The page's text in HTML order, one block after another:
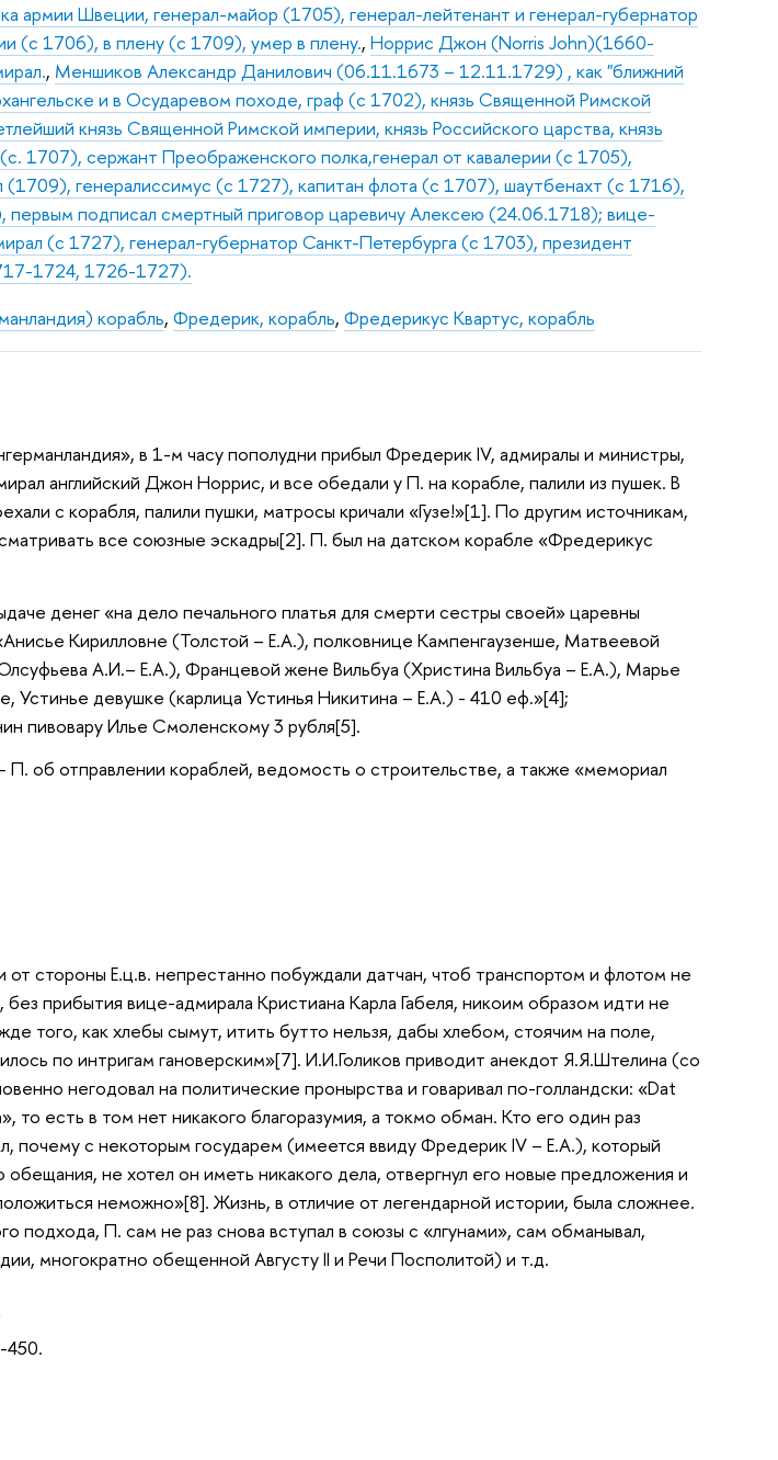
армии Швеции, генерал-майор (1705), генерал-лейтенант и генерал-губернатор
(с 1706), в плену (с 1709), умер в плену.,Норрис Джон (Norris John)(1660-
, Меншиков Александр Данилович (06.11.1673 – 12.11.1729) , как "ближний
и в Осударевом походе, граф (с 1702), князь Священной Римской
князь Священной Римской империи, князь Российского царства, князь
1707), сержант Преображенского полка,генерал от кавалерии (с 1705),
(1709), генералиссимус (с 1727), капитан флота (с 1707), шаутбенахт (с 1716),
подписал смертный приговор царевичу Алексею (24.06.1718); вице-
(с 1727), генерал-губернатор Санкт-Петербурга (с 1703), президент
1724, 1726-1727).
корабль,Фредерик, корабль,Фредерикус Квартус, корабль
в 1-м часу пополудни прибыл Фредерик IV, адмиралы и министры,
английский Джон Норрис, и все обедали у П. на корабле, палили из пушек. В
с корабля, палили пушки, матросы кричали «Гузе!»[1]. По другим источникам,
все союзные эскадры[2]. П. был на датском корабле «Фредерикус
денег «на дело печального платья для смерти сестры своей» царевны
Кирилловне (Толстой – Е.А.), полковнице Кампенгаузенше, Матвеевой
А.И.– Е.А.), Францевой жене Вильбуа (Христина Вильбуа – Е.А.), Марье
Устинье девушке (карлица Устинья Никитина – Е.А.) - 410 еф.»[4];
пивовару Илье Смоленскому 3 рубля[5].
об отправлении кораблей, ведомость о строительстве, а также «мемориал
стороны Е.ц.в. непрестанно побуждали датчан, чтоб транспортом и флотом не
прибытия вице-адмирала Кристиана Карла Габеля, никоим образом идти не
того, как хлебы сымут, итить бутто нельзя, дабы хлебом, стоячим на поле,
по интригам гановерским»[7]. И.И.Голиков приводит анекдот Я.Я.Штелина (со
негодовал на политические пронырства и говаривал по-голландски: «Dat
есть в том нет никакого благоразумия, а токмо обман. Кто его один раз
почему с некоторым государем (имеется ввиду Фредерик IV – Е.А.), который
не хотел он иметь никакого дела, отвергнул его новые предложения и
неможно»[8]. Жизнь, в отличие от легендарной истории, была сложнее.
подхода, П. сам не раз снова вступал в союзы с «лгунами», сам обманывал,
многократно обещенной Августу II и Речи Посполитой) и т.д.